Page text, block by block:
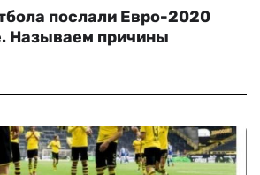
послали Евро-2020
Называем причины